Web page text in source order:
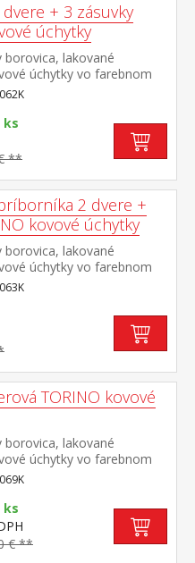
+ 3 zásuvky
úchytky
lakované
úchytky vo farebnom
mosadz 3 dvere, 3
pojazdmi vhodný
TORINO 8063K
ks
**
2 dvere +
kovové úchytky
lakované
úchytky vo farebnom
mosadz dvoje presklené
príborníka TORINO 8062K
TORINO kovové
lakované
úchytky vo farebnom
mosadz priestor delený
v ľavej a pravej širšej časti
polica na klobúky v strednej
v spodnej časti 3
pojazdmi odporúčaný
ks
€ **